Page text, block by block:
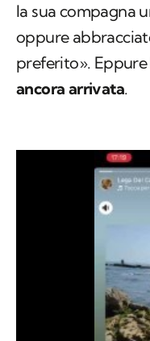
la sua compagna
oppure
preferito». Eppure
ancora arrivata.